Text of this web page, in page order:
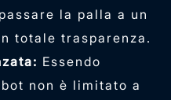
la palla a un
totale trasparenza.
Essendo
non è limitato a